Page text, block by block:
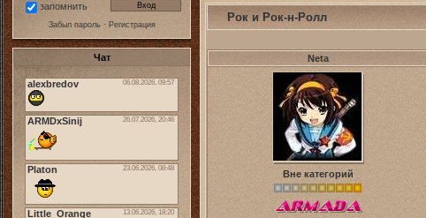
запомнить
Забыл пароль· Регистрация
Чат
Рок и Рок-н-Ролл
Neta
Вне категорий